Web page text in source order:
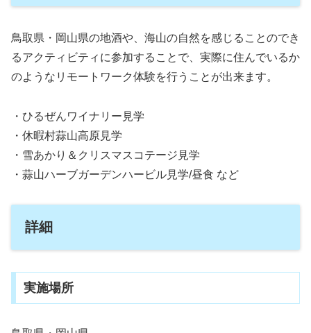
鳥取県・岡山県の地酒や、海山の自然を感じることのでき
るアクティビティに参加することで、実際に住んでいるか
のようなリモートワーク体験を行うことが出来ます。
・ひるぜんワイナリー見学
・休暇村蒜山高原見学
・雪あかり＆クリスマスコテージ見学
・蒜山ハーブガーデンハービル見学/昼食 など
詳細
実施場所